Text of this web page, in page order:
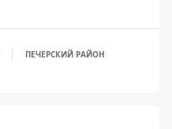
ПЕЧЕРСКИЙ РАЙОН